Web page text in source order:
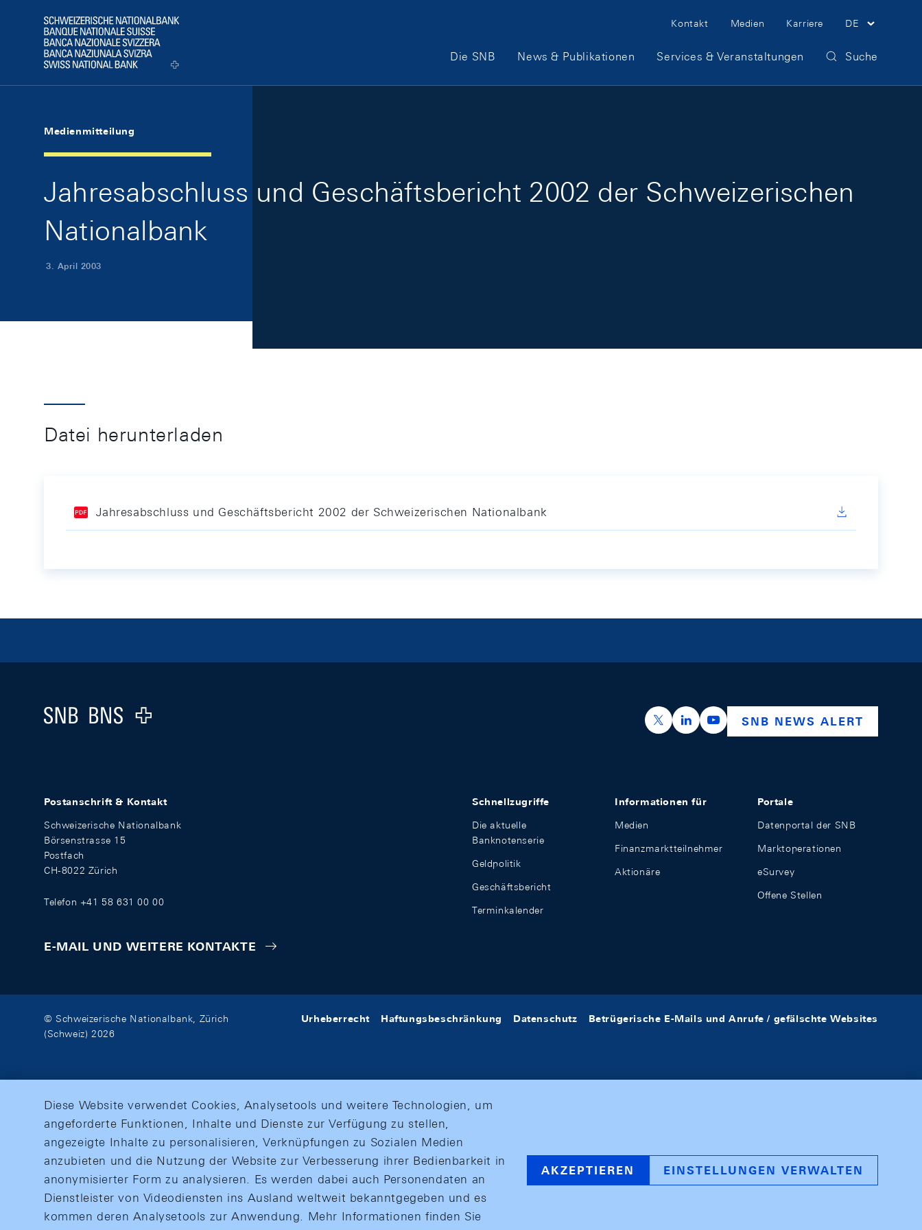
Logo
Meta Navigation
Kontakt Medien Karriere DE
Hauptnavigation
Die SNB News & Publikationen Services & Veranstaltungen Suche
Medienmitteilung
Jahresabschluss und Geschäftsbericht 2002 der Schweizerischen
Nationalbank
3. April 2003
Datei herunterladen
Jahresabschluss und Geschäftsbericht 2002 der Schweizerischen Nationalbank
Logo
https://x.com/snb_bns
https://ch.linkedin.com/company/swiss-
https://www.youtube.com/
SNB NEWS ALERT
Postanschrift & Kontakt
Schweizerische Nationalbank
Börsenstrasse 15
Postfach
CH-8022 Zürich
Telefon +41 58 631 00 00
E-MAIL UND WEITERE KONTAKTE
Schnellzugriffe
Die aktuelle
Banknotenserie
Geldpolitik
Geschäftsbericht
Terminkalender
Informationen für
Medien
Finanzmarktteilnehmer
Aktionäre
Portale
Datenportal der SNB
Marktoperationen
eSurvey
Offene Stellen
© Schweizerische Nationalbank, Zürich
(Schweiz) 2026
Urheberrecht Haftungsbeschränkung Datenschutz Betrügerische E-Mails und Anrufe / gefälschte Websites
Diese Website verwendet Cookies, Analysetools und weitere Technologien, um
angeforderte Funktionen, Inhalte und Dienste zur Verfügung zu stellen,
angezeigte Inhalte zu personalisieren, Verknüpfungen zu Sozialen Medien
anzubieten und die Nutzung der Website zur Verbesserung ihrer Bedienbarkeit in
anonymisierter Form zu analysieren. Es werden dabei auch Personendaten an
Dienstleister von Videodiensten ins Ausland weltweit bekanntgegeben und es
kommen deren Analysetools zur Anwendung. Mehr Informationen finden Sie
AKZEPTIEREN EINSTELLUNGEN VERWALTEN